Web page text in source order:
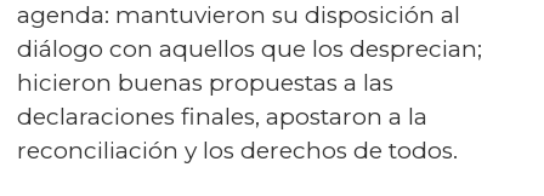
agenda: mantuvieron su disposición al
diálogo con aquellos que los desprecian;
hicieron buenas propuestas a las
declaraciones finales, apostaron a la
reconciliación y los derechos de todos.